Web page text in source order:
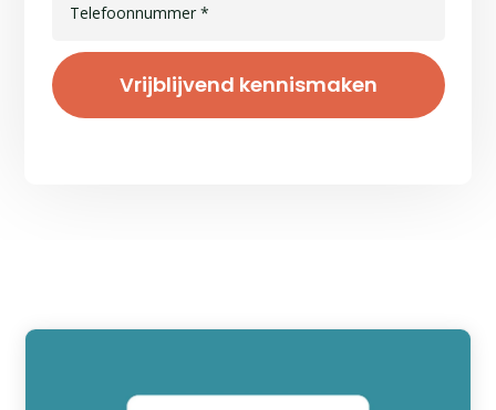
Vrijblijvend kennismaken